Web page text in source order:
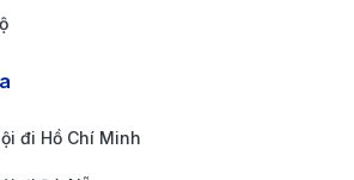
tín để không bỏ lỡ các chương
và giờ bay:
đi Hồ Chí Minh